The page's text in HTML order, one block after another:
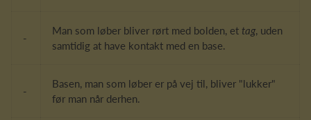
-
Man som løber bliver rørt med bolden, et tag, uden
samtidig at have kontakt med en base.
-
Basen, man som løber er på vej til, bliver "lukker"
før man når derhen.